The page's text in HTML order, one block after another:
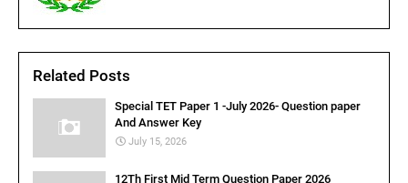
Related Posts
Special TET Paper 1 -July 2026- Question paper
And Answer Key
July 15, 2026
12Th First Mid Term Question Paper 2026